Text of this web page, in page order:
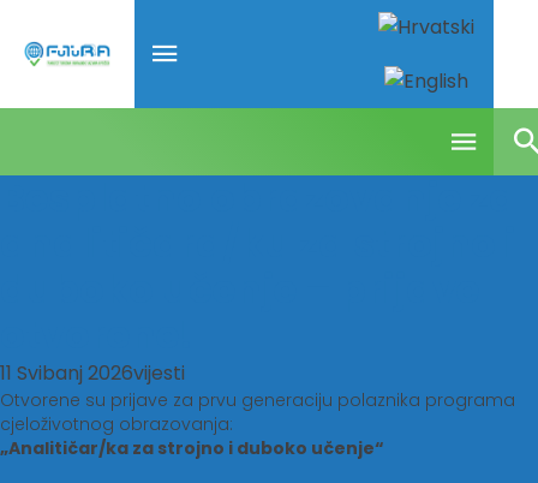
11 Svibanj 2026vijesti
Otvorene su prijave za prvu generaciju polaznika programa
cjeloživotnog obrazovanja:
„Analitičar/ka za strojno i duboko učenje“